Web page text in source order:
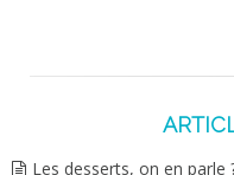
Les desserts, on en parle